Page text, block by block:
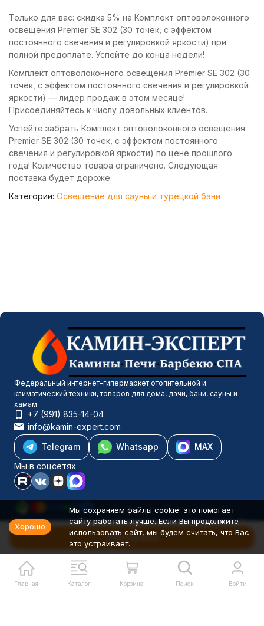
В корзину
Только для вас: скидка 5% на Комплект оптоволоконного
освещения Premier SE 302 (30 точек, с эффектом
постоянного свечения и регулировкой яркости) при
полной предоплате. Успейте до конца недели!
Комплект оптоволоконного освещения Premier SE 302 (30
точек, с эффектом постоянного свечения и регулировкой
яркости) — лидер продаж в этом месяце!
Присоединяйтесь к числу довольных клиентов.
Успейте забрать Комплект оптоволоконного освещения
Premier SE 302 (30 точек, с эффектом постоянного
свечения и регулировкой яркости) по цене прошлого
года! Количество товара ограничено. Следующая
поставка будет дороже.
Категории: Освещение для сауны и турецкой бани
Главная Каталог Корзина Поиск Войти
Федеральный интернет-гипермаркет отопительной и
климатический техники, товаров для дома, дачи, бани, сауны и
хамам.
+7 (991) 835-14-04
info@kamin-expert.com
Telegram
Whatsapp
MAX
Мы в соцсетях
Каталог товаров
Компания
Информация
Политика персональных данных
© 2001-2026 Камин-Эксперт ИП Понюхов В. А. ОГРНИП
326527500040181
Хорошо
Мы сохраняем файлы cookie: это помогает
сайту работать лучше. Если Вы продолжите
использовать сайт, мы будем считать, что Вас
это устраивает.